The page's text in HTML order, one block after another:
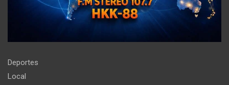
Deportes
Local